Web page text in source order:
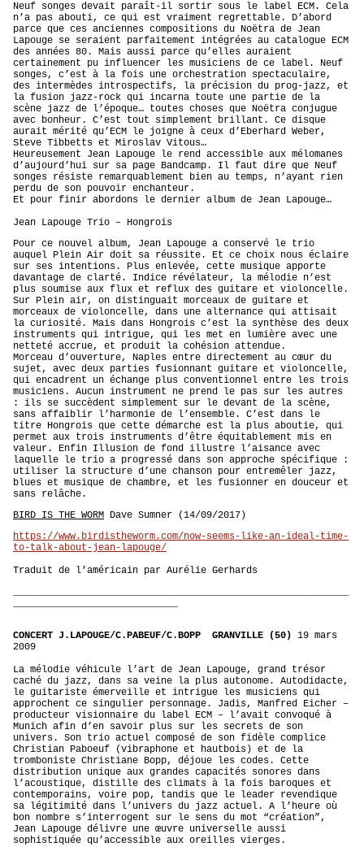
Neuf songes devait paraît-il sortir sous le label ECM. Cela
n’a pas abouti, ce qui est vraiment regrettable. D’abord
parce que ces anciennes compositions du Noëtra de Jean
Lapouge se seraient parfaitement intégrées au catalogue ECM
des années 80. Mais aussi parce qu’elles auraient
certainement pu influencer les musiciens de ce label. Neuf
songes, c’est à la fois une orchestration spectaculaire,
des intermèdes introspectifs, la précision du prog-jazz, et
la fusion jazz-rock qui incarna toute une partie de la
scène jazz de l’époque… toutes choses que Noëtra conjugue
avec bonheur. C’est tout simplement brillant. Ce disque
aurait mérité qu’ECM le joigne à ceux d’Eberhard Weber,
Steve Tibbetts et Miroslav Vitous…
Heureusement Jean Lapouge le rend accessible aux mélomanes
d’aujourd’hui sur sa page Bandcamp. Il faut dire que Neuf
songes résiste remarquablement bien au temps, n’ayant rien
perdu de son pouvoir enchanteur.
Et pour finir abordons le dernier album de Jean Lapouge…
Jean Lapouge Trio – Hongrois
Pour ce nouvel album, Jean Lapouge a conservé le trio
auquel Plein Air doit sa réussite. Et ce choix nous éclaire
sur ses intentions. Plus enlevée, cette musique apporte
davantage de clarté. Indice révélateur, la mélodie n’est
plus soumise aux flux et reflux des guitare et violoncelle.
Sur Plein air, on distinguait morceaux de guitare et
morceaux de violoncelle, dans une alternance qui attisait
la curiosité. Mais dans Hongrois c’est la synthèse des deux
instruments qui intrigue, qui les met en lumière avec une
netteté accrue, et produit la cohésion attendue.
Morceau d’ouverture, Naples entre directement au cœur du
sujet, avec deux parties fusionnant guitare et violoncelle,
qui encadrent un échange plus conventionnel entre les trois
musiciens. Aucun instrument ne prend le pas sur les autres
: ils se succèdent simplement sur le devant de la scène,
sans affaiblir l’harmonie de l’ensemble. C’est dans le
titre Hongrois que cette démarche est la plus aboutie, qui
permet aux trois instruments d’être équitablement mis en
valeur. Enfin Illusion de fond illustre l’aisance avec
laquelle le trio a progressé dans son approche spécifique :
utiliser la structure d’une chanson pour entremêler jazz,
blues et musique de chambre, et les fusionner en douceur et
sans relâche.
BIRD IS THE WORM Dave Sumner (14/09/2017)
https://www.birdistheworm.com/now-seems-like-an-ideal-time-
to-talk-about-jean-lapouge/
Traduit de l’américain par Aurélie Gerhards
CONCERT J.LAPOUGE/C.PABEUF/C.BOPP GRANVILLE (50) 19 mars
2009
La mélodie véhicule l’art de Jean Lapouge, grand trésor
caché du jazz, dans sa veine la plus autonome. Autodidacte,
le guitariste émerveille et intrigue les musiciens qui
approchent ce singulier personnage. Jadis, Manfred Eicher –
producteur visionnaire du label ECM – l’avait convoqué à
Munich afin d’en savoir plus sur les secrets de son
univers. Son trio actuel composé de son fidèle complice
Christian Paboeuf (vibraphone et hautbois) et de la
tromboniste Christiane Bopp, déjoue les codes. Cette
distribution unique aux grandes capacités sonores dans
l’acoustique, distille des climats à la fois baroques et
contemporains, voire pop, tandis que le leader revendique
sa légitimité dans l’univers du jazz actuel. A l’heure où
bon nombre s’interrogent sur le sens du mot “création”,
Jean Lapouge délivre une œuvre universelle aussi
sophistiquée qu’accessible aux oreilles vierges.